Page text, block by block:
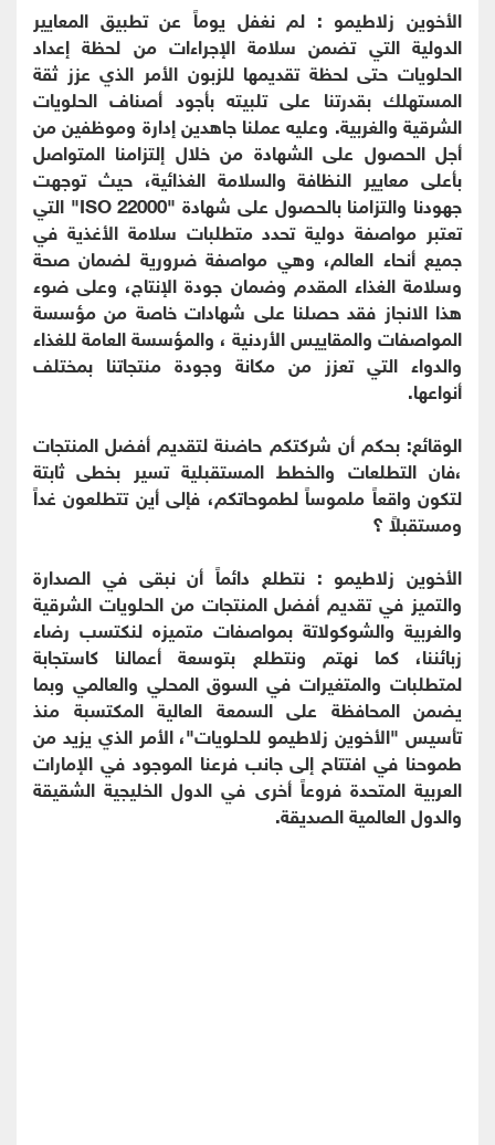
الأخوين زلاطيمو : لم نغفل يوماً عن تطبيق المعايير
الدولية التي تضمن سلامة الإجراءات من لحظة إعداد
الحلويات حتى لحظة تقديمها للزبون الأمر الذي عزز ثقة
المستهلك بقدرتنا على تلبيته بأجود أصناف الحلويات
الشرقية والغربية. وعليه عملنا جاهدين إدارة وموظفين من
أجل الحصول على الشهادة من خلال إلتزامنا المتواصل
بأعلى معايير النظافة والسلامة الغذائية، حيث توجهت
جهودنا والتزامنا بالحصول على شهادة "ISO 22000" التي
تعتبر مواصفة دولية تحدد متطلبات سلامة الأغذية في
جميع أنحاء العالم، وهي مواصفة ضرورية لضمان صحة
وسلامة الغذاء المقدم وضمان جودة الإنتاج، وعلى ضوء
هذا الانجاز فقد حصلنا على شهادات خاصة من مؤسسة
المواصفات والمقاييس الأردنية ، والمؤسسة العامة للغذاء
والدواء التي تعزز من مكانة وجودة منتجاتنا بمختلف
أنواعها.
الوقائع: بحكم أن شركتكم حاضنة لتقديم أفضل المنتجات
،فان التطلعات والخطط المستقبلية تسير بخطى ثابتة
لتكون واقعاً ملموساً لطموحاتكم، فإلى أين تتطلعون غداً
ومستقبلاً ؟
الأخوين زلاطيمو : نتطلع دائماً أن نبقى في الصدارة
والتميز في تقديم أفضل المنتجات من الحلويات الشرقية
والغربية والشوكولاتة بمواصفات متميزه لنكتسب رضاء
زبائننا، كما نهتم ونتطلع بتوسعة أعمالنا كاستجابة
لمتطلبات والمتغيرات في السوق المحلي والعالمي وبما
يضمن المحافظة على السمعة العالية المكتسبة منذ
تأسيس "الأخوين زلاطيمو للحلويات"، الأمر الذي يزيد من
طموحنا في افتتاح إلى جانب فرعنا الموجود في الإمارات
العربية المتحدة فروعاً أخرى في الدول الخليجية الشقيقة
والدول العالمية الصديقة.